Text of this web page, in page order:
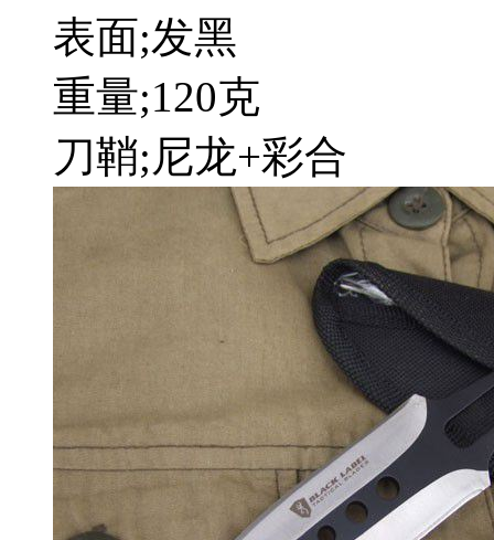
表面;发黑
重量;120克
刀鞘;尼龙+彩合